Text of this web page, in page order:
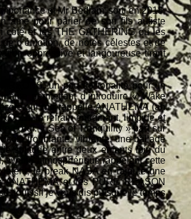
of Mr Bedlam' sorti en 2018.
âme pour parler de son fils autiste
côté et les THE GATHERING ou les
d’émotion, de notes célestes et de
oppressive et langoureuse tirant
un peu de tonalité pour un
permettant d’introduire « Wake
qui me rappelle ANATHEMA (ah
le refrain entraînant, limpide et
cœur. « Sea of Tranquility » part sur
troublante, vibrante, une ballade
solitude entre deux enfants loin du
synthé atmosphérique rappelant cette
le break NASA en rajoute une
ANATHEMA et les PURE REASON
jouissif je vous dis puisque le temps